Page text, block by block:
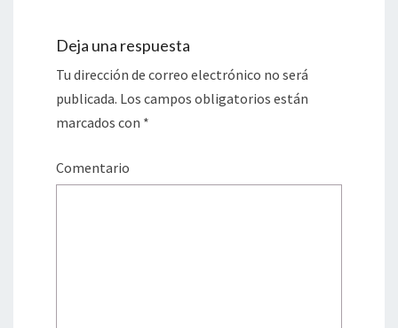
Deja una respuesta
Tu dirección de correo electrónico no será
publicada. Los campos obligatorios están
marcados con *
Comentario